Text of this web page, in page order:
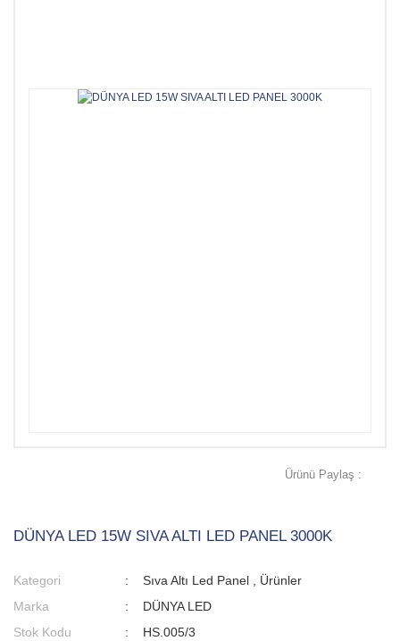
Ürünü Paylaş :
DÜNYA LED 15W SIVA ALTI LED PANEL 3000K
Kategori Sıva Altı Led Panel
Ürünler
Marka
DÜNYA LED
Stok Kodu
HS.005/3